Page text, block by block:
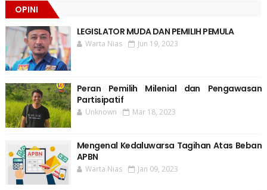
OPINI
LEGISLATOR MUDA DAN PEMILIH PEMULA
Warta Nias Jun 19, 2023
Peran Pemilih Milenial dan Pengawasan
Partisipatif
Unknown Mar 18, 2023
Mengenal Kedaluwarsa Tagihan Atas Beban
APBN
Warta Nias Jan 09, 2023